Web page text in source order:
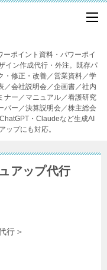
ポイント資料・パワーポイ
イン作成代行・外注。既存パ
・修正・改善／営業資料／学
／会社説明会／企画書／社内
ナー／マニュアル／看護研究
パー／決算説明会／株主総会
・Claudeなど生成AI
ップにも対応。
アップ代行
行＞